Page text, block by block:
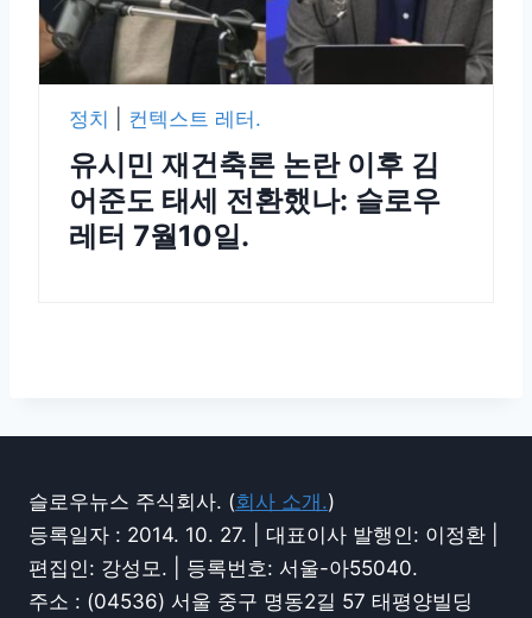
정치 컨텍스트 레터.
유시민 재건축론 논란 이후 김
어준도 태세 전환했나: 슬로우
레터 7월10일.
슬로우뉴스 주식회사. (회사 소개.)
등록일자 : 2014. 10. 27. | 대표이사 발행인: 이정환 |
편집인: 강성모. | 등록번호: 서울-아55040.
주소 : (04536) 서울 중구 명동2길 57 태평양빌딩